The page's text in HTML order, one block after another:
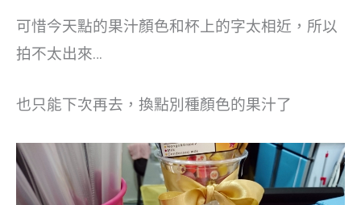
可惜今天點的果汁顏色和杯上的字太相近，所以
拍不太出來…
也只能下次再去，換點別種顏色的果汁了